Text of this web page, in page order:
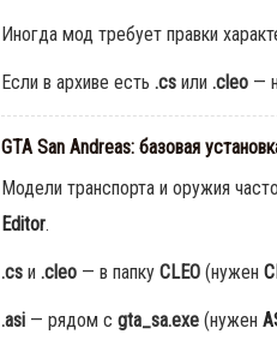
Иногда мод требует правки
Если в архиве есть .csили .cleo—
GTA San Andreas: базовая
Модели транспорта и оружия
Editor.
.csи .cleo— в папку CLEO(нужен
.asi— рядом с gta_sa.exe(нужен